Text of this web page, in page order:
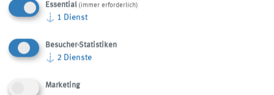
Dosieren des Späne-/KSS-Gemischs mittels
Kreisräumer zur Rückförderpumpe
Transportieren des Späne-/KSS-Gemischs durch die
Rückförderpumpe zur Abscheide-/Filteranlage
Essential (immer erforderlich)
↓ 1 Dienst
Besucher-Statistiken
↓ 2 Dienste
Marketing